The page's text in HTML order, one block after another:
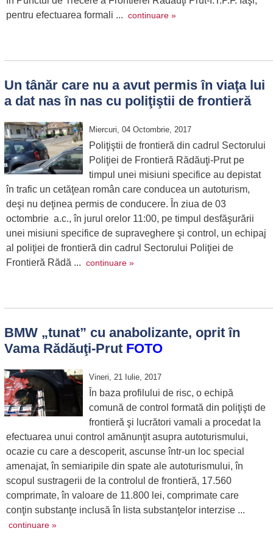
pentru efectuarea formali ... continuare »
Un tânăr care nu a avut permis în viaţa lui
a dat nas în nas cu poliţiştii de frontieră
Miercuri, 04 Octombrie, 2017
Poliţiştii de frontieră din cadrul Sectorului
Poliţiei de Frontieră Rădăuţi-Prut pe
timpul unei misiuni specifice au depistat
în trafic un cetăţean român care conducea un autoturism,
deşi nu deţinea permis de conducere. În ziua de 03
octombrie a.c., în jurul orelor 11:00, pe timpul desfăşurării
unei misiuni specifice de supraveghere şi control, un echipaj
al poliţiei de frontieră din cadrul Sectorului Poliţiei de
Frontieră Rădă ... continuare »
BMW „tunat” cu anabolizante, oprit în
Vama Rădăuţi-Prut FOTO
Vineri, 21 Iulie, 2017
În baza profilului de risc, o echipă
comună de control formată din poliţişti de
frontieră şi lucrători vamali a procedat la
efectuarea unui control amănunţit asupra autoturismului,
ocazie cu care a descoperit, ascunse într-un loc special
amenajat, în semiaripile din spate ale autoturismului, în
scopul sustragerii de la controlul de frontieră, 17.560
comprimate, în valoare de 11.800 lei, comprimate care
conţin substanţe inclusă în lista substanţelor interzise ...
continuare »